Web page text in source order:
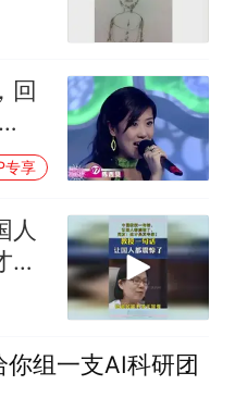
回
会
专享
人
是
组一支AI科研团